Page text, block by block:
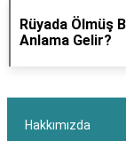
Rüyada Ölmüş
Anlama Gelir?
Hakkımızda